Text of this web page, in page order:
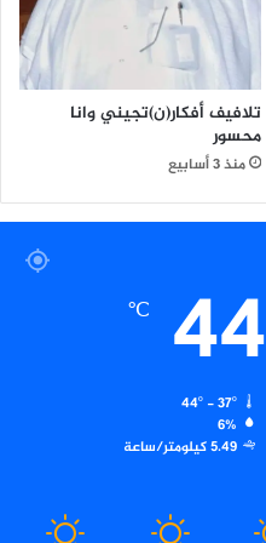
تلافيف أفكار(ن)تجيني وانا
محسور
منذ 3 أسابيع
44
℃
44º - 37º
6%
5.49 كيلومتر/ساعة